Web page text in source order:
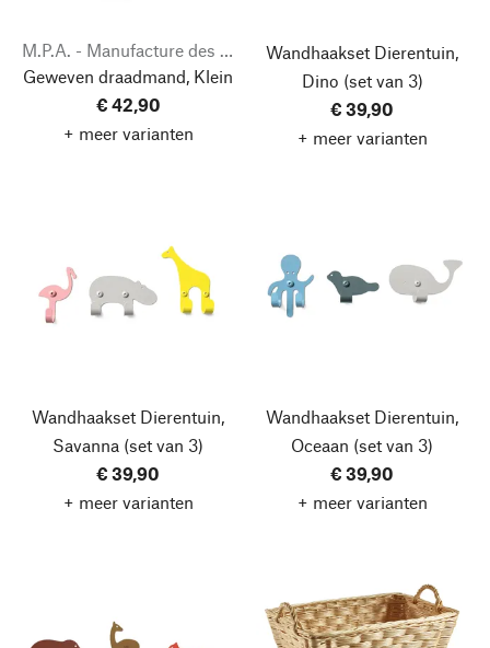
M.P.A. - Manufacture des Production
Geweven draadmand, Klein
€ 42,90
+ meer varianten
Wandhaakset Dierentuin,
Dino (set van 3)
€ 39,90
+ meer varianten
Wandhaakset Dierentuin,
Savanna (set van 3)
€ 39,90
+ meer varianten
Wandhaakset Dierentuin,
Oceaan (set van 3)
€ 39,90
+ meer varianten